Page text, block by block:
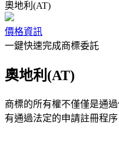
奧地利(AT)
價格資訊
一鍵快速完成商標委託
奧地利(AT)
商標的所有權不僅僅是通
有通過法定的申請註冊程